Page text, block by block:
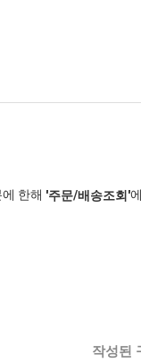
한해 '주문/배송조회'
작성된